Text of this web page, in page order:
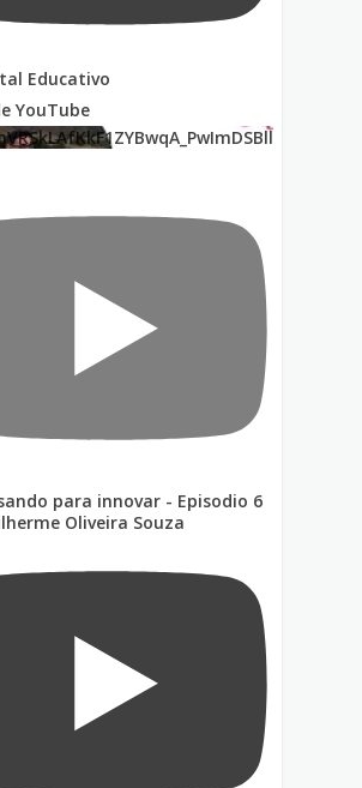
YouTube
para innovar - Episodio 6
Oliveira Souza